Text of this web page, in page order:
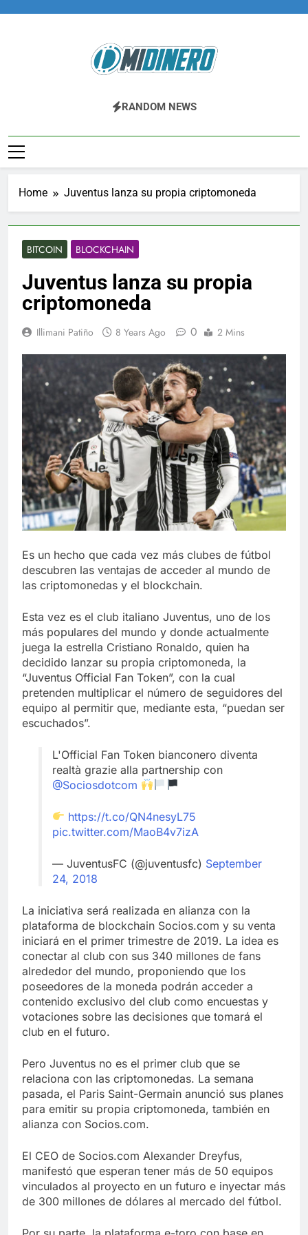
Midinero.co
Fintech, Criptomonedas
RANDOM NEWS
Home Juventus lanza su propia criptomoneda
BITCOIN BLOCKCHAIN
Juventus lanza su propia
criptomoneda
Illimani Patiño 8 Years Ago 0 2 Mins
Es un hecho que cada vez más clubes de fútbol
descubren las ventajas de acceder al mundo de
las criptomonedas y el blockchain.
Esta vez es el club italiano Juventus, uno de los
más populares del mundo y donde actualmente
juega la estrella Cristiano Ronaldo, quien ha
decidido lanzar su propia criptomoneda, la
“Juventus Official Fan Token”, con la cual
pretenden multiplicar el número de seguidores del
equipo al permitir que, mediante esta, “puedan ser
escuchados”.
L'Official Fan Token bianconero diventa
realtà grazie alla partnership con
@Sociosdotcom
https://t.co/QN4nesyL75
pic.twitter.com/MaoB4v7izA
— JuventusFC (@juventusfc) September
24, 2018
La iniciativa será realizada en alianza con la
plataforma de blockchain Socios.com y su venta
iniciará en el primer trimestre de 2019. La idea es
conectar al club con sus 340 millones de fans
alrededor del mundo, proponiendo que los
poseedores de la moneda podrán acceder a
contenido exclusivo del club como encuestas y
votaciones sobre las decisiones que tomará el
club en el futuro.
Pero Juventus no es el primer club que se
relaciona con las criptomonedas. La semana
pasada, el Paris Saint-Germain anunció sus planes
para emitir su propia criptomoneda, también en
alianza con Socios.com.
El CEO de Socios.com Alexander Dreyfus,
manifestó que esperan tener más de 50 equipos
vinculados al proyecto en un futuro e inyectar más
de 300 millones de dólares al mercado del fútbol.